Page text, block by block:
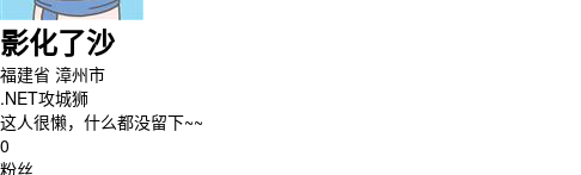
影化了沙
福建省 漳州市
.NET攻城狮
这人很懒，什么都没留下~~
0
粉丝